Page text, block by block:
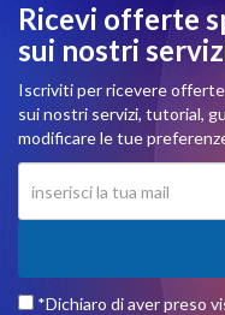
Ricevi offerte
sui nostri
Iscriviti per ricevere
sui nostri servizi, tutorial,
modificare le tue
*Dichiaro di aver preso